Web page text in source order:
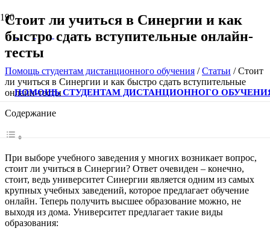
ПОМОЩЬ СТУДЕНТАМ ДИСТАНЦИОННОГО
Стоит ли учиться в Синергии и как
быстро сдать вступительные онлайн-
тесты
Помощь студентам дистанционного обучения /Статьи /Стоит
ли учиться в Синергии и как быстро сдать вступительные
онлайн-тесты
Содержание
При выборе учебного заведения у многих возникает вопрос,
стоит ли учиться в Синергии? Ответ очевиден – конечно,
стоит, ведь университет Синергии является одним из самых
крупных учебных заведений, которое предлагает обучение
онлайн. Теперь получить высшее образование можно, не
выходя из дома. Университет предлагает такие виды
образования: